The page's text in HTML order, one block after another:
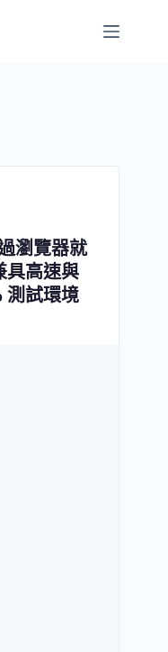
瀏覽器就
具高速與
測試環境